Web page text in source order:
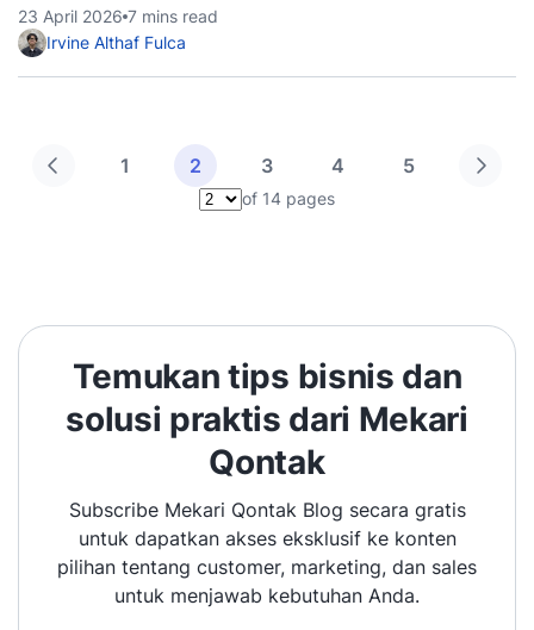
23 April 2026 7 mins read
Irvine Althaf Fulca
1 2 3 4
5
Pilih halaman
of 14 pages
Temukan tips bisnis dan
solusi praktis dari Mekari
Qontak
Subscribe Mekari Qontak Blog secara gratis
untuk dapatkan akses eksklusif ke konten
pilihan tentang customer, marketing, dan sales
untuk menjawab kebutuhan Anda.